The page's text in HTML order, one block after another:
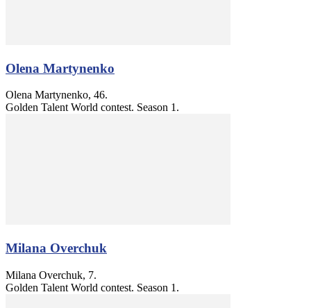
Olena Martynenko
Olena Martynenko, 46.
Golden Talent World contest. Season 1.
Milana Overchuk
Milana Overchuk, 7.
Golden Talent World contest. Season 1.